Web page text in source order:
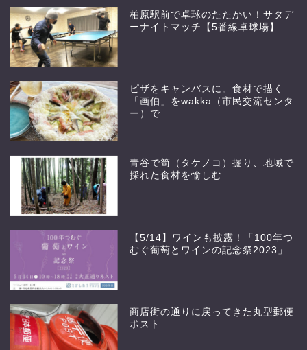
柏原駅前で卓球のたたかい！サタデ
ーナイトマッチ【5番線卓球場】
ピザをキャンバスに。食材で描く
「画伯」をwakka（市民交流センタ
ー）で
青谷で筍（タケノコ）掘り、地域で
採れた食材を愉しむ
【5/14】ワインも披露！「100年つ
むぐ葡萄とワインの記念祭2023」
商店街の通りに戻ってきた丸型郵便
ポスト